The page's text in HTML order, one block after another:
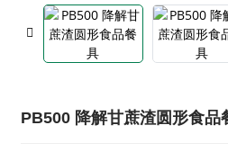
PB500 降解甘蔗渣圆形食品